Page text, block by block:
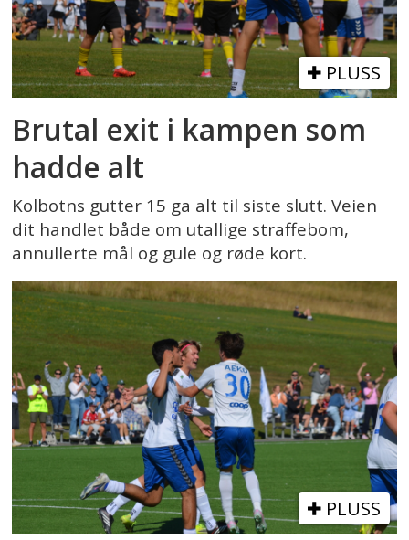
PLUSS
Brutal exit i kampen som
hadde alt
Kolbotns gutter 15 ga alt til siste slutt. Veien
dit handlet både om utallige straffebom,
annullerte mål og gule og røde kort.
PLUSS